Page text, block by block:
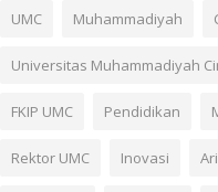
UMC Muhammadiyah
Universitas Muhammadiyah
FKIP UMC Pendidikan
Rektor UMC Inovasi